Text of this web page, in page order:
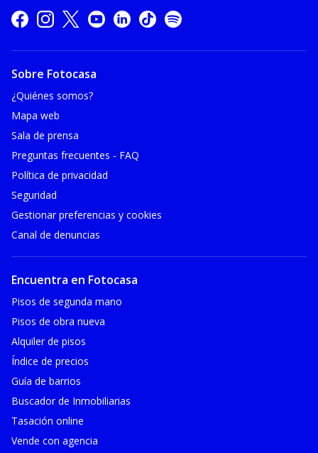
Sobre Fotocasa
¿Quiénes somos?
Mapa web
Sala de prensa
Preguntas frecuentes - FAQ
Política de privacidad
Seguridad
Gestionar preferencias y cookies
Canal de denuncias
Encuentra en Fotocasa
Pisos de segunda mano
Pisos de obra nueva
Alquiler de pisos
Índice de precios
Guía de barrios
Buscador de Inmobiliarias
Tasación online
Vende con agencia